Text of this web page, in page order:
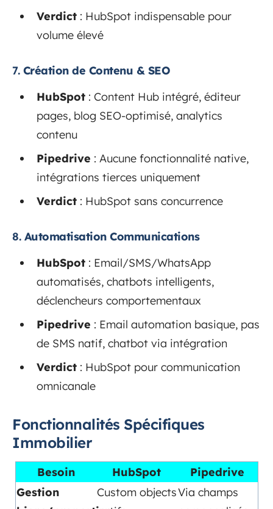
Verdict : HubSpot indispensable pour
volume élevé
7. Création de Contenu & SEO
HubSpot : Content Hub intégré, éditeur
pages, blog SEO-optimisé, analytics
contenu
Pipedrive : Aucune fonctionnalité native,
intégrations tierces uniquement
Verdict : HubSpot sans concurrence
8. Automatisation Communications
HubSpot : Email/SMS/WhatsApp
automatisés, chatbots intelligents,
déclencheurs comportementaux
Pipedrive : Email automation basique, pas
de SMS natif, chatbot via intégration
Verdict : HubSpot pour communication
omnicanale
Fonctionnalités Spécifiques
Immobilier
Besoin HubSpot
Pipedrive
Gestion
Custom objectsVia champs